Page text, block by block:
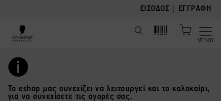
ΕΊΣΟΔΟΣ ΕΓΓΡΑΦΉ
ΜΕΝΟΎ
Το eshop μας συνεχίζει να λειτουργεί και το καλοκαίρι,
για να συνεχίσετε τις αγορές σας.